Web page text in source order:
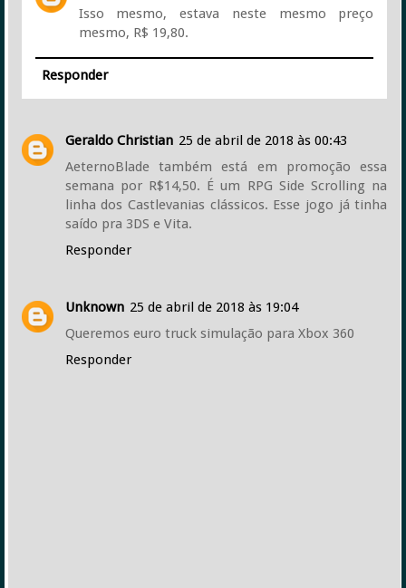
Isso mesmo, estava neste mesmo preço
mesmo, R$ 19,80.
Responder
Geraldo Christian 25 de abril de 2018 às 00:43
AeternoBlade também está em promoção essa
semana por R$14,50. É um RPG Side Scrolling na
linha dos Castlevanias clássicos. Esse jogo já tinha
saído pra 3DS e Vita.
Responder
Unknown 25 de abril de 2018 às 19:04
Queremos euro truck simulação para Xbox 360
Responder